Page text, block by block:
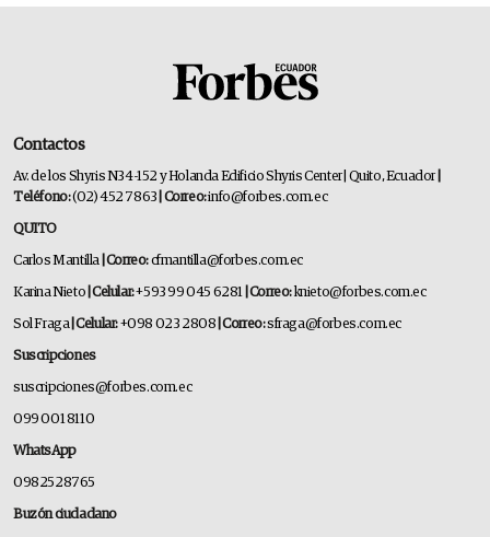
Contactos
Av. de los Shyris N34-152 y Holanda Edificio Shyris Center | Quito, Ecuador
Teléfono:(02) 452 7863 | Correo:info@forbes.com.ec
QUITO
Carlos Mantilla | Correo:cfmantilla@forbes.com.ec
Karina Nieto | Celular:+593 99 045 6281 | Correo: knieto@forbes.com.ec
Sol Fraga | Celular:+098 023 2808 | Correo:sfraga@forbes.com.ec
Suscripciones
suscripciones@forbes.com.ec
099 001 8110
WhatsApp
0982528765
Buzón ciudadano